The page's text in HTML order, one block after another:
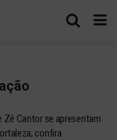
Zé Cantor se apresentam
confira